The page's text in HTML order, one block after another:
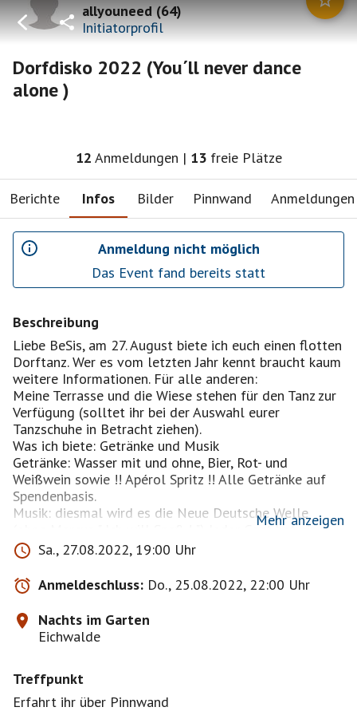
allyouneed(64)
Initiatorprofil
Dorfdisko 2022 (You´ll never dance
alone )
12 Anmeldungen | 13 freie Plätze
Berichte Infos Bilder Pinnwand Anmeldungen
Anmeldung nicht möglich
Das Event fand bereits statt
Beschreibung
Liebe BeSis, am 27. August biete ich euch einen flotten
Dorftanz. Wer es vom letzten Jahr kennt braucht kaum
weitere Informationen. Für alle anderen:
Meine Terrasse und die Wiese stehen für den Tanz zur
Verfügung (solltet ihr bei der Auswahl eurer
Tanzschuhe in Betracht ziehen).
Was ich biete: Getränke und Musik
Getränke: Wasser mit und ohne, Bier, Rot- und
Weißwein sowie !! Apérol Spritz !! Alle Getränke auf
Spendenbasis.
Musik: diesmal wird es die Neue Deutsche Welle
(ohne Marcus " Ich will Spaß ! ") Jeder Gast hat einen
Wunschsong frei, bitte vorab über die Pinnwand
anmelden.
Der frühe Beginn ist der Befürchtung geschuldet, dass
die Nachbarschaft unsere Begeisterung für laute
Musik im Freien nicht teilt, und die Sache um 22 Uhr
enden könnte (wer Bluetooth Kopfhörer mit bringt ist
da natürlich fein raus...) (die letzten ähnlichen
Zur An- und Abreise empfehle ich die S Bahn (der
Ersatzverkehr soll nur bis zum 22.08. stattfinden)der
Mehr anzeigen
Sa., 27.08.2022, 19:00 Uhr
Anmeldeschluss: Do., 25.08.2022, 22:00 Uhr
Nachts im Garten
Eichwalde
Treffpunkt
Erfahrt ihr über Pinnwand